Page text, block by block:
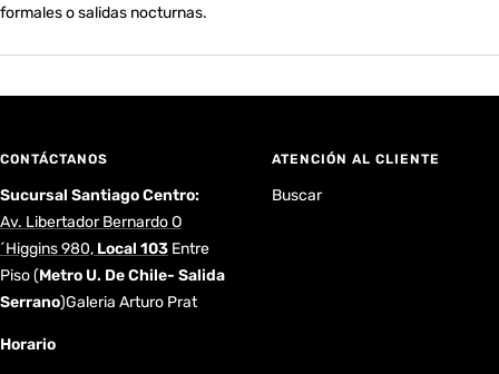
formales o salidas nocturnas.
CONTÁCTANOS
Sucursal Santiago Centro:
Av. Libertador Bernardo O
´Higgins 980, Local 103 Entre
Piso(Metro U. De Chile- Salida
Serrano)Galeria Arturo Prat
Horario
ATENCIÓN AL CLIENTE
Buscar